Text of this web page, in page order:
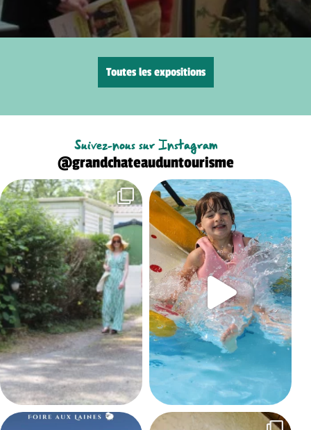
Toutes les expositions
Suivez-nous sur Instagram
@grandchateauduntourisme